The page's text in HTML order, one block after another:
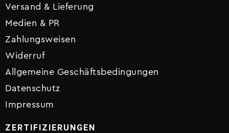
Versand & Lieferung
Medien & PR
Zahlungsweisen
Widerruf
Allgemeine Geschäftsbedingungen
Datenschutz
Impressum
ZERTIFIZIERUNGEN